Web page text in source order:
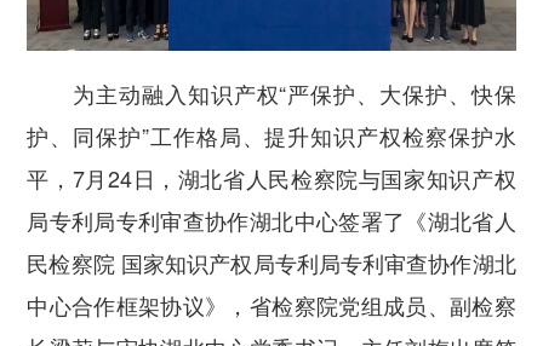
为主动融入知识产权“严保护、大保护、快保
护、同保护”工作格局、提升知识产权检察保护水
平，7月24日，湖北省人民检察院与国家知识产权
局专利局专利审查协作湖北中心签署了《湖北省人
民检察院 国家知识产权局专利局专利审查协作湖北
中心合作框架协议》，省检察院党组成员、副检察